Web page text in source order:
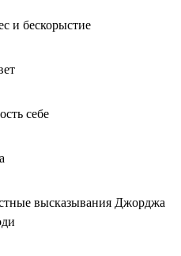
и бескорыстие
себе
высказывания Джорджа